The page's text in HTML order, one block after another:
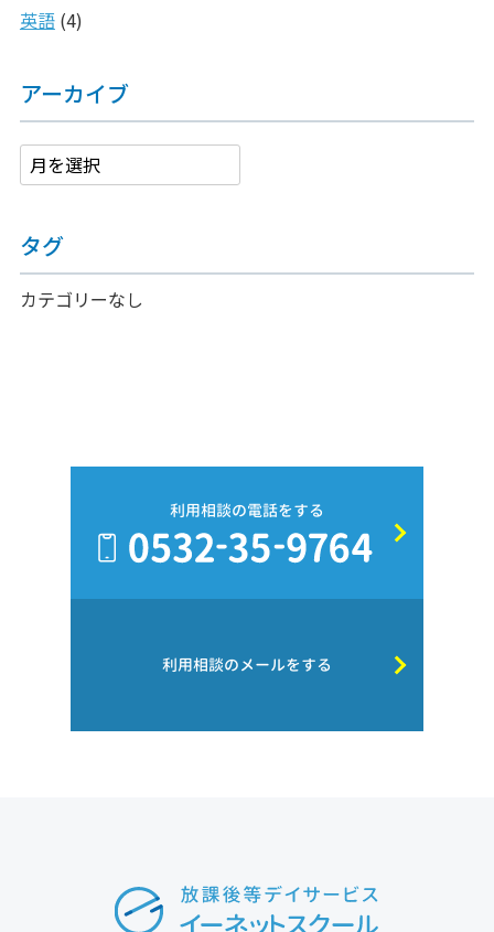
英語(4)
アーカイブ
タグ
カテゴリーなし
利用相談の電話をする
利用相談のメールをする